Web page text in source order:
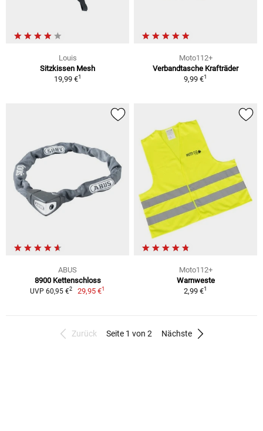
Louis
Sitzkissen Mesh
19,99 €1
Moto112+
Verbandtasche Krafträder
9,99 €1
ABUS
8900 Kettenschloss
UVP 60,95 €2 29,95 €1
Moto112+
Warnweste
2,99 €1
Zurück Seite 1 von 2 Nächste